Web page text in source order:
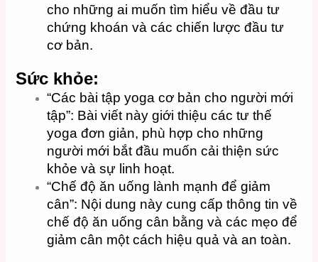
cho những ai muốn tìm hiểu về đầu tư
chứng khoán và các chiến lược đầu tư
cơ bản.
Sức khỏe:
“Các bài tập yoga cơ bản cho người mới
tập”: Bài viết này giới thiệu các tư thế
yoga đơn giản, phù hợp cho những
người mới bắt đầu muốn cải thiện sức
khỏe và sự linh hoạt.
“Chế độ ăn uống lành mạnh để giảm
cân”: Nội dung này cung cấp thông tin về
chế độ ăn uống cân bằng và các mẹo để
giảm cân một cách hiệu quả và an toàn.